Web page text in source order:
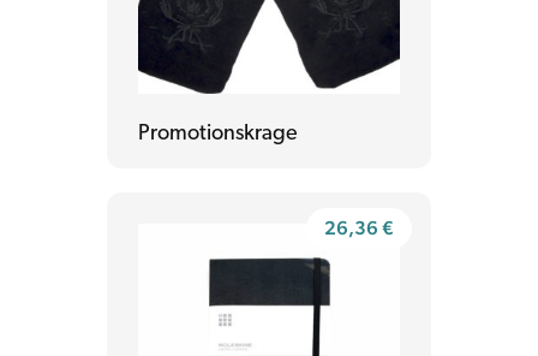
Promotionskrage
26,36 €